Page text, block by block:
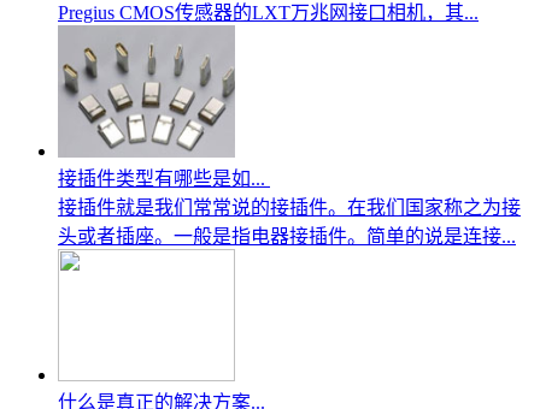
Pregius CMOS传感器的LXT万兆网接口相机，其...
接插件类型有哪些是如...
接插件就是我们常常说的接插件。在我们国家称之为接
头或者插座。一般是指电器接插件。简单的说是连接...
什么是真正的解决方案...